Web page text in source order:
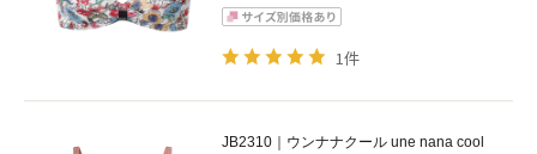
1件
JB2310｜ウンナナクール une nana cool